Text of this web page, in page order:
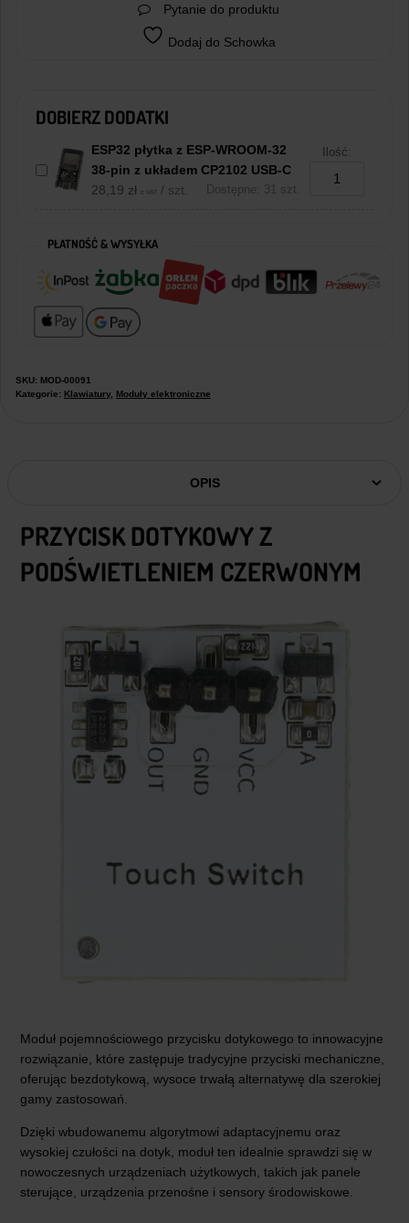
Pytanie do produktu
Dodaj do Schowka
DOBIERZ DODATKI
ESP32 płytka z ESP-WROOM-32
38-pin z układem CP2102 USB-C
28,19 zł z VAT / szt. Dostępne: 31 szt.
Ilość:
PŁATNOŚĆ & WYSYŁKA
SKU: MOD-00091
Kategorie: Klawiatury Moduły elektroniczne
OPIS
PRZYCISK DOTYKOWY Z
PODŚWIETLENIEM CZERWONYM
Moduł pojemnościowego przycisku dotykowego to innowacyjne
rozwiązanie, które zastępuje tradycyjne przyciski mechaniczne,
oferując bezdotykową, wysoce trwałą alternatywę dla szerokiej
gamy zastosowań.
Dzięki wbudowanemu algorytmowi adaptacyjnemu oraz
wysokiej czułości na dotyk, moduł ten idealnie sprawdzi się w
nowoczesnych urządzeniach użytkowych, takich jak panele
sterujące, urządzenia przenośne i sensory środowiskowe.